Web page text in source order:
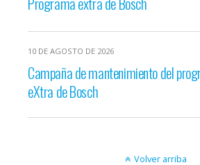
10 DE AGOSTO DE 2026
Campaña de mantenimiento del
eXtra de Bosch
Volver arriba